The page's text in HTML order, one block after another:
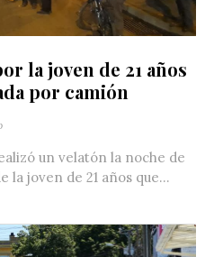
la joven de 21 años
por camión
un velatón la noche de
la joven de 21 años que...